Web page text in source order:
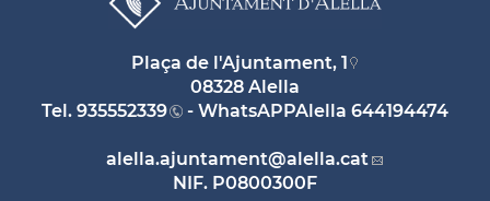
Plaça de l'Ajuntament, 1
08328 Alella
Tel. 935552339 - WhatsAPPAlella 644194474
alella.ajuntament@alella.cat
NIF. P0800300F